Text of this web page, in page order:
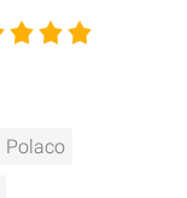
Polaco